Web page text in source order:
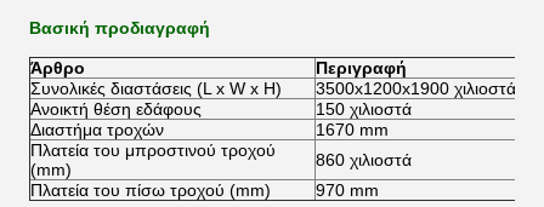
Βασική προδιαγραφή
Άρθρο
Περιγραφή
Συνολικές διαστάσεις (L x W x H)
3500x1200x1900 χιλιοστά
Ανοικτή θέση εδάφους
150 χιλιοστά
Διαστήμα τροχών
1670 mm
Πλατεία του μπροστινού τροχού
(mm)
860 χιλιοστά
Πλατεία του πίσω τροχού (mm)
970 mm